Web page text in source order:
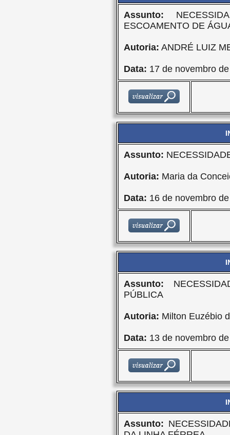
Assunto:
ESCOAMENTO DE
Autoria: ANDRÉ LUIZ
Data: 17 de novembro
Assunto:
Autoria: Maria da
Data: 16 de novembro
Assunto:
PÚBLICA
Autoria: Milton Euzébio
Data: 13 de novembro
Assunto: